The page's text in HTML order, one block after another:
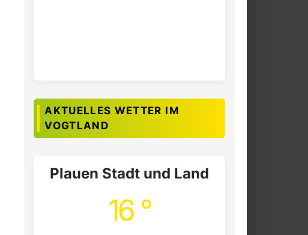
AKTUELLES WETTER IM
VOGTLAND
Plauen Stadt und Land
16 °